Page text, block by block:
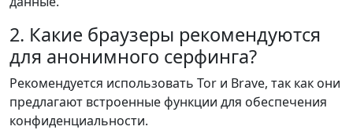
2. Какие браузеры рекомендуются
для анонимного серфинга?
Рекомендуется использовать Tor и Brave, так как они
предлагают встроенные функции для обеспечения
конфиденциальности.